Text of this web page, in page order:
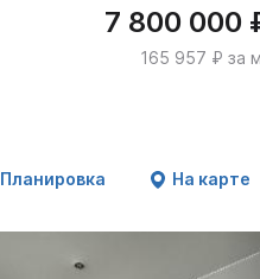
7 800 000
165 957 ₽ за
Планировка На карте